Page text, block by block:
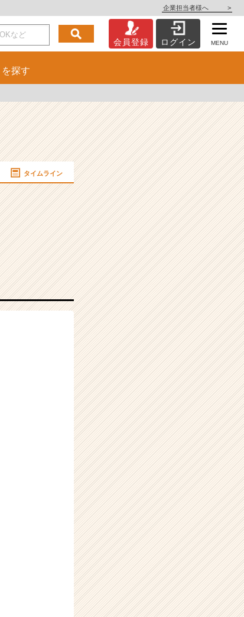
企業担当者様へ >
会員登録 ログイン MENU
を探す
タイムライン